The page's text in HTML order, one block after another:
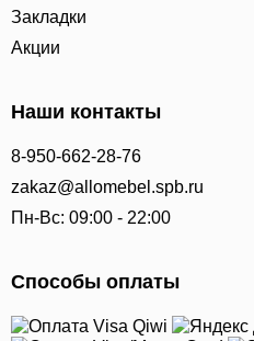
Закладки
Акции
Наши контакты
8-950-662-28-76
zakaz@allomebel.spb.ru
Пн-Вс: 09:00 - 22:00
Способы оплаты